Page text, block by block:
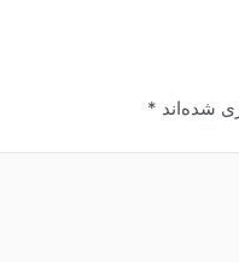
شده‌اند *